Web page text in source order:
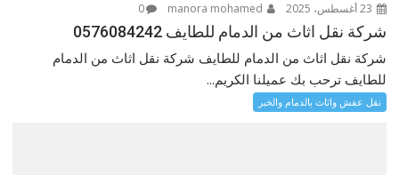
0
شركة نقل اثاث من الدمام للطايف 0576084242
شركة نقل اثاث من الدمام للطايف شركة نقل اثاث من الدمام
للطايف ترحب بك عميلنا الكريم...
نقل عفش واثاث بالدمام والخبر